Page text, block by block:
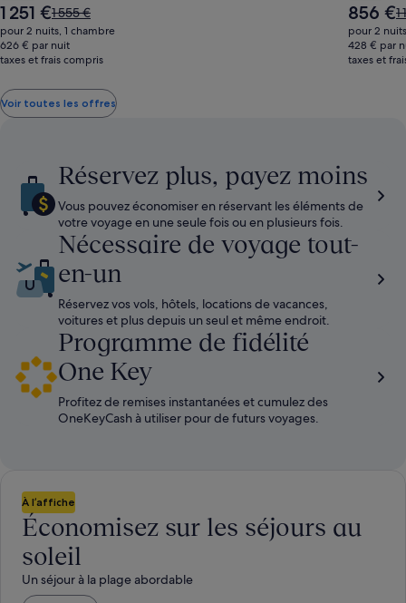
Le
nouveau
prix
est
1 251 €
1 251 €Le
prix
était
de
voir
plus
tarif
standard.
1 555 €
pour 2 nuits, 1 chambre
626 € par nuit
taxes et frais compris
Le
nouveau
prix
est
856 €1
pour 2
428 € par
taxes et
Voir toutes les offres
Réservez plus, payez moins
Vous pouvez économiser en réservant les éléments de
votre voyage en une seule fois ou en plusieurs fois.
Nécessaire de voyage tout-
en-un
Réservez vos vols, hôtels, locations de vacances,
voitures et plus depuis un seul et même endroit.
Programme de fidélité
One Key
Profitez de remises instantanées et cumulez des
OneKeyCash à utiliser pour de futurs voyages.
À l’affiche
Économisez sur les séjours au
soleil
Un séjour à la plage abordable